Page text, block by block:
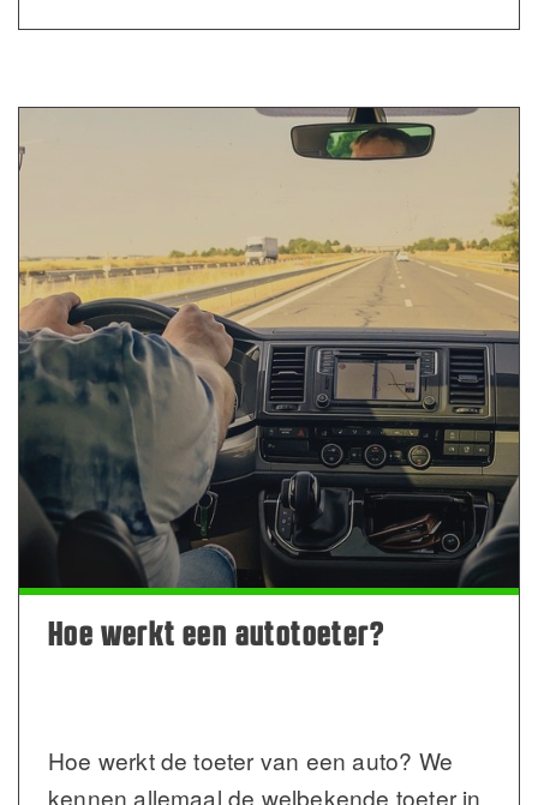
Hoe werkt een autotoeter?
Hoe werkt de toeter van een auto? We
kennen allemaal de welbekende toeter in